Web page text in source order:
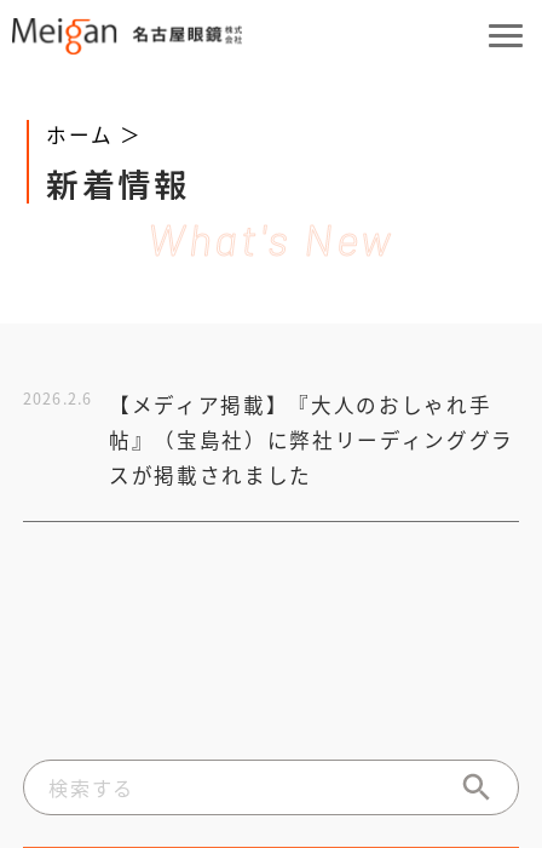
What's New
ホーム ＞
新着情報
2026.2.6
【メディア掲載】『大人のおしゃれ手
帖』（宝島社）に弊社リーディンググラ
スが掲載されました